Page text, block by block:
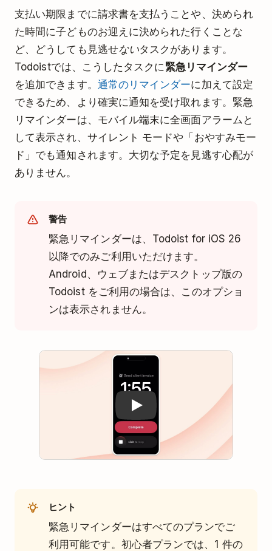
支払い期限までに請求書を支払うことや、決められ
た時間に子どものお迎えに決められた行くことな
ど、どうしても見逃せないタスクがあります。
Todoistでは、こうしたタスクに緊急リマインダー
を追加できます。 通常のリマインダーに加えて設定
できるため、より確実に通知を受け取れます。緊急
リマインダーは、モバイル端末に全画面アラームと
して表示され、サイレント モードや「おやすみモー
ド」でも通知されます。大切な予定を見逃す心配が
ありません。
警告
緊急リマインダーは、Todoist for iOS 26
以降でのみご利用いただけます。
Android、ウェブまたはデスクトップ版の
Todoist をご利用の場合は、このオプショ
ンは表示されません。
Play
ヒント
緊急リマインダーはすべてのプランでご
利用可能です。初心者プランでは、1 件の